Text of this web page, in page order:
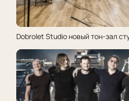
Dobrolet Studio новый тон-зал